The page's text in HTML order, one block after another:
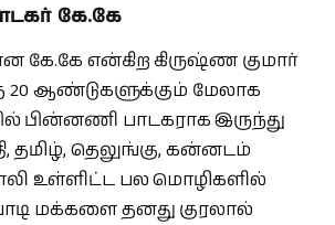
கே.கே
கே.கே என்கிற கிருஷ்ண குமார்
20 ஆண்டுகளுக்கும் மேலாக
பின்னணி பாடகராக இருந்து
தமிழ், தெலுங்கு, கன்னடம்
உள்ளிட்ட பல மொழிகளில்
மக்களை தனது குரலால்